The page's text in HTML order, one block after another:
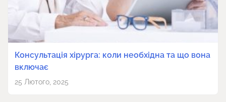
Консультація хірурга: коли необхідна та що вона
включає
25 Лютого, 2025